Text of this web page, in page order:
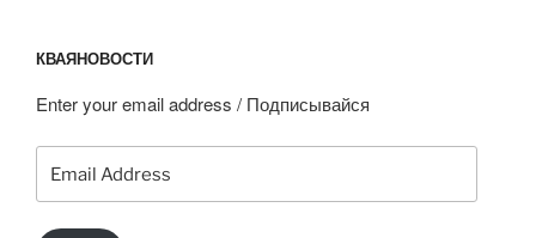
КВАЯНОВОСТИ
Enter your email address / Подписывайся
Address